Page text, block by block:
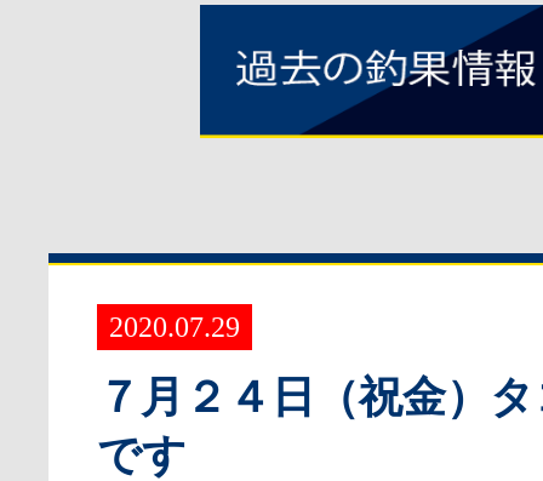
2020.07.29
７月２４日（祝金）
です